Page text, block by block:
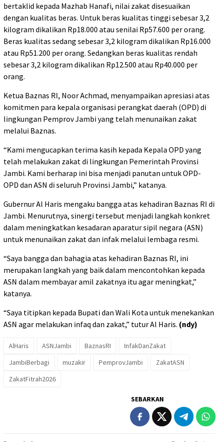
bertaklid kepada Mazhab Hanafi, nilai zakat disesuaikan
dengan kualitas beras. Untuk beras kualitas tinggi sebesar 3,2
kilogram dikalikan Rp18.000 atau senilai Rp57.600 per orang.
Beras kualitas sedang sebesar 3,2 kilogram dikalikan Rp16.000
atau Rp51.200 per orang. Sedangkan beras kualitas rendah
sebesar 3,2 kilogram dikalikan Rp12.500 atau Rp40.000 per
orang.
Ketua Baznas RI, Noor Achmad, menyampaikan apresiasi atas
komitmen para kepala organisasi perangkat daerah (OPD) di
lingkungan Pemprov Jambi yang telah menunaikan zakat
melalui Baznas.
“Kami mengucapkan terima kasih kepada Kepala OPD yang
telah melakukan zakat di lingkungan Pemerintah Provinsi
Jambi. Kami berharap ini bisa menjadi panutan untuk OPD-
OPD dan ASN di seluruh Provinsi Jambi,” katanya.
Gubernur Al Haris mengaku bangga atas kehadiran Baznas RI di
Jambi. Menurutnya, sinergi tersebut menjadi langkah konkret
dalam meningkatkan kesadaran aparatur sipil negara (ASN)
untuk menunaikan zakat dan infak melalui lembaga resmi.
“Saya bangga dan bahagia atas kehadiran Baznas RI, ini
merupakan langkah yang baik dalam mencontohkan kepada
ASN dalam membayar amil zakatnya itu agar meningkat,”
katanya.
“Saya titipkan kepada Bupati dan Wali Kota untuk menekankan
ASN agar melakukan infaq dan zakat,” tutur Al Haris. (ndy)
AlHaris ASNJambi BaznasRI
InfakDanZakat
JambiBerbagi
muzakir PemprovJambi
ZakatASN
ZakatFitrah2026
SEBARKAN